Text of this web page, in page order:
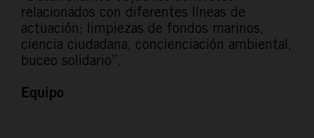
relacionados con diferentes líneas de
actuación: limpiezas de fondos marinos,
ciencia ciudadana, concienciación ambiental,
buceo solidario”.
Equipo